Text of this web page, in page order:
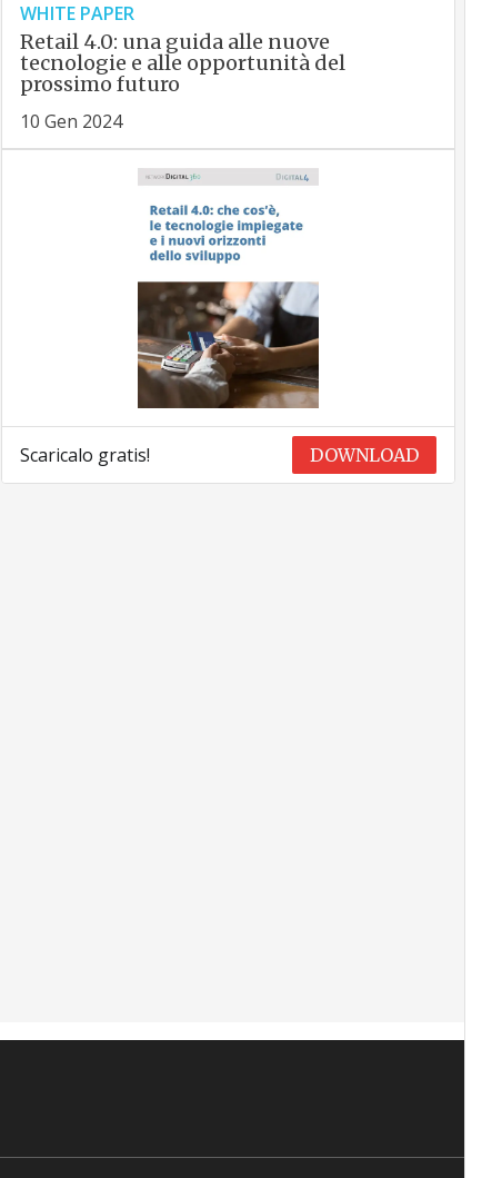
WHITE PAPER
Retail 4.0: una guida alle nuove
tecnologie e alle opportunità del
prossimo futuro
10 Gen 2024
Scaricalo gratis! DOWNLOAD